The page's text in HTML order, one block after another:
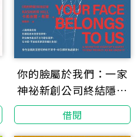
你的臉屬於我們：一家
神祕新創公司終結隱私
之路
借閱